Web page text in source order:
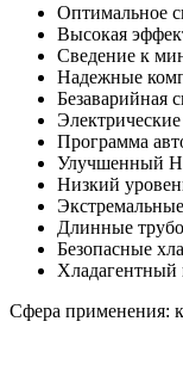
Оптимальное
Высокая
Сведение к
Надежные
Безаварийная
Программа
Улучшенный
Низкий
Длинные
Безопасные
Хладагентный
Сфера применения: